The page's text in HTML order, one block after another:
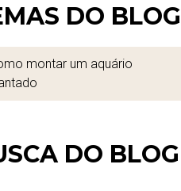
DO BLOG
montar um aquário
DO BLOG